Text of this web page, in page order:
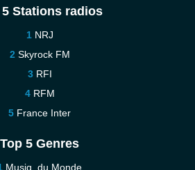
5 Stations radios
NRJ
Skyrock FM
RFI
RFM
France Inter
Top 5 Genres
Musiq. du Monde